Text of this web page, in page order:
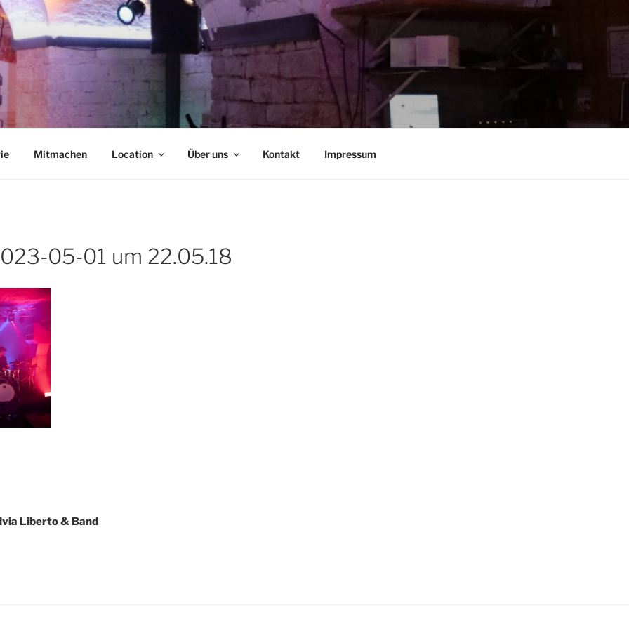
Mitmachen Location Über uns Kontakt Impressum
05-01 um 22.05.18
Liberto & Band